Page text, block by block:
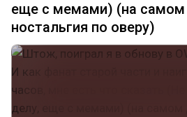
еще с мемами) (на самом
ностальгия по оверу)